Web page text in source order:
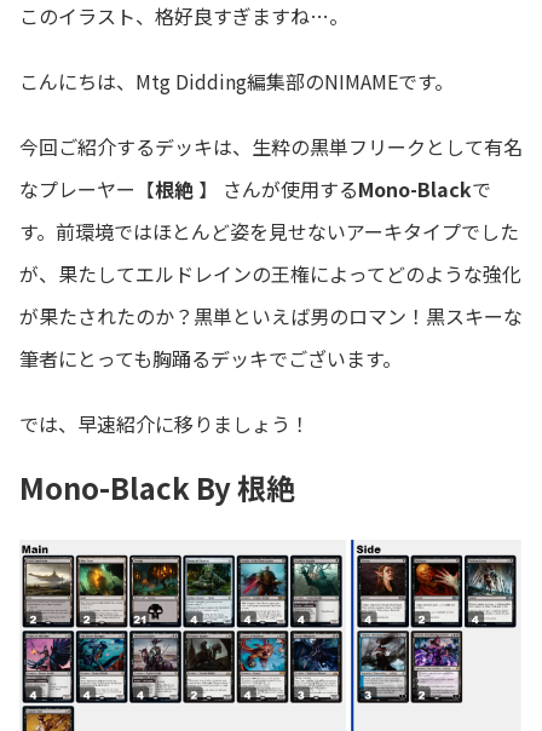
このイラスト、格好良すぎますね…。
こんにちは、Mtg Didding編集部のNIMAMEです。
今回ご紹介するデッキは、生粋の黒単フリークとして有名
なプレーヤー【根絶 】 さんが使用するMono-Blackで
す。前環境ではほとんど姿を見せないアーキタイプでした
が、果たしてエルドレインの王権によってどのような強化
が果たされたのか？黒単といえば男のロマン！黒スキーな
筆者にとっても胸踊るデッキでございます。
では、早速紹介に移りましょう！
Mono-Black By 根絶